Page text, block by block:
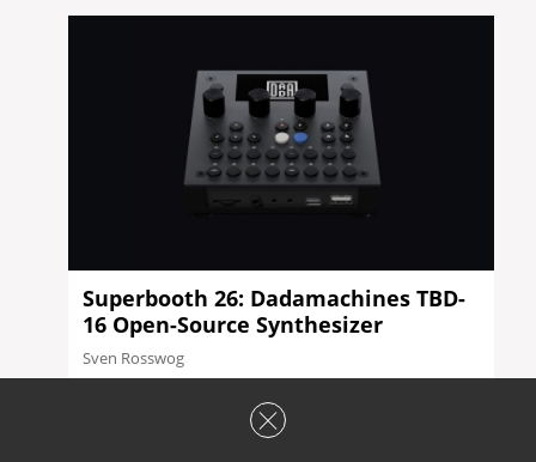
Superbooth 26: Dadamachines TBD-
16 Open-Source Synthesizer
Sven Rosswog